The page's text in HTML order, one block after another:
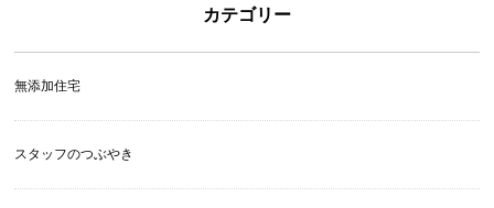
カテゴリー
無添加住宅
スタッフのつぶやき